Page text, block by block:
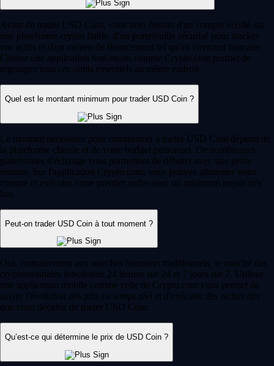
Avant de trader USD Coin, vous avez besoin d'un compte vérifié sur
une plateforme crypto fiable, d'un portefeuille sécurisé pour stocker
vos actifs et d'un moyen de financement tel qu'un virement bancaire.
Choisir une application tout-en-un comme Crypto.com permet de
regrouper tous ces outils essentiels au même endroit.
Quel est le montant minimum pour trader USD Coin ?
Le montant nécessaire pour commencer à trader USD Coin dépend de
la plateforme choisie et de votre budget personnel. De nombreuses
plateformes d'échange vous permettent de débuter avec une petite
somme. Sur l'application Crypto.com, vous pouvez alimenter votre
compte et exécuter votre premier ordre avec un minimum requis très
bas.
Peut-on trader USD Coin à tout moment ?
Oui, contrairement aux marchés boursiers traditionnels, le marché des
cryptomonnaies fonctionne 24 heures sur 24 et 7 jours sur 7. Utiliser
une application mobile comme celle de Crypto.com vous permet de
suivre l'évolution des prix en temps réel et d'exécuter des ordres dès
que vous décidez de trader USD Coin.
Qu’est-ce qui détermine le prix de USD Coin ?